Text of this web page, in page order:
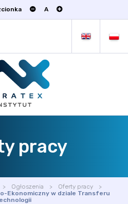
A
pracy
Ogłoszenia
Oferty pracy
Ekonomiczny w dziale Transferu